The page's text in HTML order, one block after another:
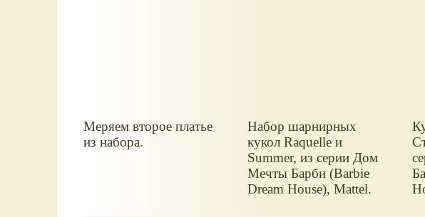
Меряем второе платье
из набора.
Набор шарнирных
кукол Raquelle и
Summer, из серии Дом
Мечты Барби (Barbie
Dream House), Mattel.